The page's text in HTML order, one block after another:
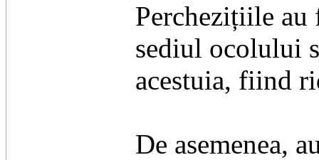
Perchezițiile
sediul ocolului
acestuia, fiind
De asemenea,